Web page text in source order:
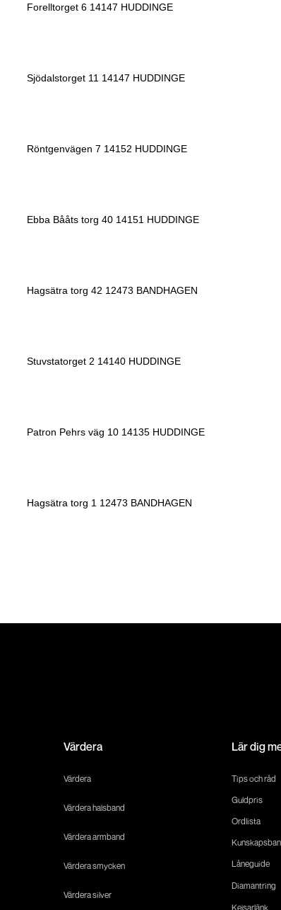
Forelltorget 6 14147 HUDDINGE
Sjödalstorget 11 14147 HUDDINGE
Röntgenvägen 7 14152 HUDDINGE
Ebba Bååts torg 40 14151 HUDDINGE
Hagsätra torg 42 12473 BANDHAGEN
Stuvstatorget 2 14140 HUDDINGE
Patron Pehrs väg 10 14135 HUDDINGE
Hagsätra torg 1 12473 BANDHAGEN
Värdera
Värdera
Värdera halsband
Värdera armband
Värdera smycken
Värdera silver
Lär dig
Tips och råd
Guldpris
Ordlista
Låneguide
Diamantring
Kejsarlänk